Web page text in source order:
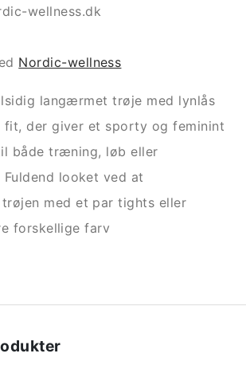
wellness.dk
Nordic-wellness
langærmet trøje med lynlås
fit, der giver et sporty og feminint
både træning, løb eller
Fuldend looket ved at
med et par tights eller
forskellige farv